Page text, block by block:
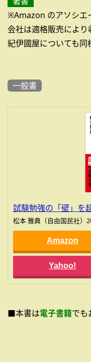
※Amazon のアソシエ
会社は適格販売により
紀伊國屋についても同
一般書
試験勉強の「壁」を
松本 雅典（自由国民社）
Amazon
Yahoo!
■本書は電子書籍でも